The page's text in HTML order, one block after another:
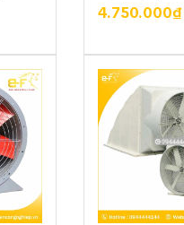
4.750.000₫
XEM CHI